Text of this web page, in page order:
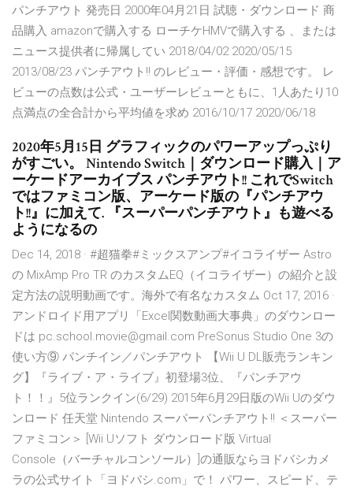
パンチアウト 発売日 2000年04月21日 試聴・ダウンロード 商
品購入 amazonで購入する ローチケHMVで購入する 、または
ニュース提供者に帰属してい 2018/04/02 2020/05/15
2013/08/23 パンチアウト!! のレビュー・評価・感想です。 レ
ビューの点数は公式・ユーザーレビューともに、1人あたり10
点満点の全合計から平均値を求め 2016/10/17 2020/06/18
2020年5月15日 グラフィックのパワーアップっぷり
がすごい。 Nintendo Switch｜ダウンロード購入｜ア
ーケードアーカイブス パンチアウト!! これでSwitch
ではファミコン版、アーケード版の『パンチアウ
ト!!』に加えて. 『スーパーパンチアウト』も遊べる
ようになるの
Dec 14, 2018 · #超猫拳#ミックスアンプ#イコライザー Astro
の MixAmp Pro TR のカスタムEQ（イコライザー）の紹介と設
定方法の説明動画です。海外で有名なカスタム Oct 17, 2016 ·
アンドロイド用アプリ「Excel関数動画大事典」のダウンロー
ドは pc.school.movie@gmail.com PreSonus Studio One 3の
使い方⑨ パンチイン／パンチアウト 【Wii U DL販売ランキン
グ】『ライブ・ア・ライブ』初登場3位、『パンチアウ
ト！！』5位ランクイン(6/29) 2015年6月29日版のWii Uのダウ
ンロード 任天堂 Nintendo スーパーパンチアウト!! ＜スーパー
ファミコン＞ [Wii Uソフト ダウンロード版 Virtual
Console（バーチャルコンソール）]の通販ならヨドバシカメ
ラの公式サイト「ヨドバシ.com」で！ パワー、スピード、テ